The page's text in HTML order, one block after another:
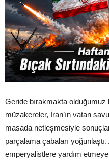
Geride bırakmakta olduğumuz
müzakereler, İran’ın vatan
masada netleşmesiyle
parçalama çabaları yoğunlaştı.
emperyalistlere yardım